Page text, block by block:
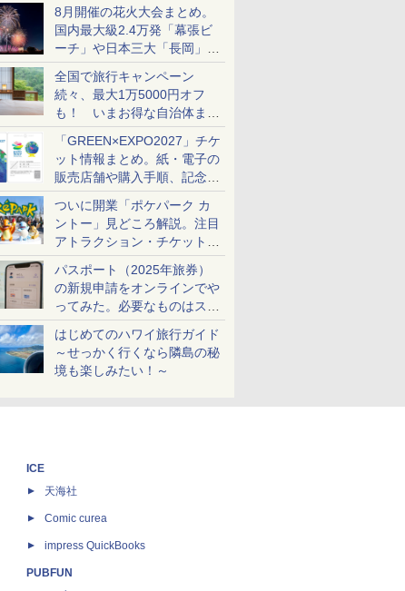
8月開催の花火大会まとめ。
国内最大級2.4万発「幕張ビ
ーチ」や日本三大「長岡」な
ど大型イベント目白押し！
全国で旅行キャンペーン
続々、最大1万5000円オフ
も！ いまお得な自治体まと
め
「GREEN×EXPO2027」チケ
ット情報まとめ。紙・電子の
販売店舗や購入手順、記念チ
ケットも解説
ついに開業「ポケパーク カ
ントー」見どころ解説。注目
アトラクション・チケット手
配・来場前に必要な準備は？
パスポート（2025年旅券）
の新規申請をオンラインでや
ってみた。必要なものはスマ
ホとマイナカードのみ
はじめてのハワイ旅行ガイド
～せっかく行くなら隣島の秘
境も楽しみたい！～
ICE
天海社
Comic curea
impress QuickBooks
PUBFUN